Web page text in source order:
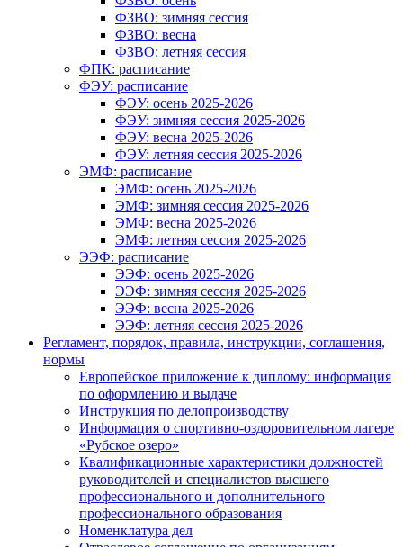
ФЗВО: зимняя сессия
ФЗВО: весна
ФЗВО: летняя сессия
ФПК: расписание
ФЭУ: расписание
ФЭУ: осень 2025-2026
ФЭУ: зимняя сессия 2025-2026
ФЭУ: весна 2025-2026
ФЭУ: летняя сессия 2025-2026
ЭМФ: расписание
ЭМФ: осень 2025-2026
ЭМФ: зимняя сессия 2025-2026
ЭМФ: весна 2025-2026
ЭМФ: летняя сессия 2025-2026
ЭЭФ: расписание
ЭЭФ: осень 2025-2026
ЭЭФ: зимняя сессия 2025-2026
ЭЭФ: весна 2025-2026
ЭЭФ: летняя сессия 2025-2026
Регламент, порядок, правила, инструкции, соглашения,
нормы
Европейское приложение к диплому: информация
по оформлению и выдаче
Инструкция по делопроизводству
Информация о спортивно-оздоровительном лагере
«Рубское озеро»
Квалификационные характеристики должностей
руководителей и специалистов высшего
профессионального и дополнительного
профессионального образования
Номенклатура дел